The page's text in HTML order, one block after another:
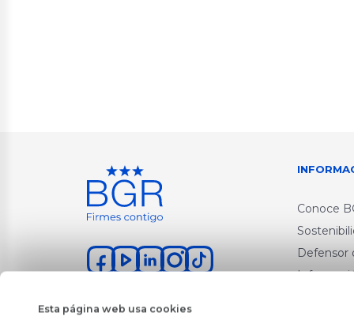
Esta página web usa cookies
Conoce
Defensor